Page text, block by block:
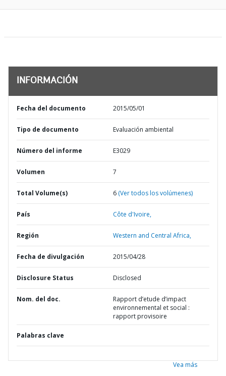
INFORMACIÓN
Fecha del documento 2015/05/01
Tipo de documento Evaluación ambiental
Número del informe E3029
Volumen 7
Total Volume(s) 6 (Ver todos los volúmenes)
País Côte d'Ivoire,
Región Western and Central Africa,
Fecha de divulgación 2015/04/28
Disclosure Status Disclosed
Nom. del doc.
Rapport d’etude d’impact
environnemental et social :
rapport provisoire
Palabras clave
Vea más